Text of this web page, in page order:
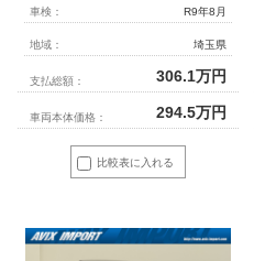
比較表に入れる
車検： R9年8月
地域： 埼玉県
支払総額： 306.1万円
車両本体価格： 294.5万円